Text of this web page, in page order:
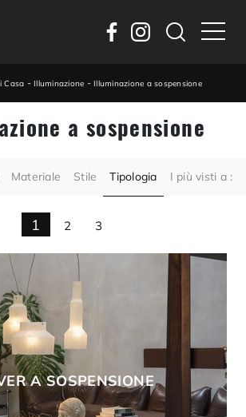
Casa -Illuminazione -Illuminazione a sospensione
a sospensione
Materiale Stile Tipologia I più visti a :
1 2 3
A SOSPENSIONE